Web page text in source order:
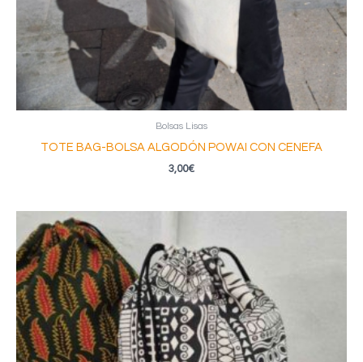
Bolsas Lisas
TOTE BAG-BOLSA ALGODÓN POWAI CON CENEFA
3,00€